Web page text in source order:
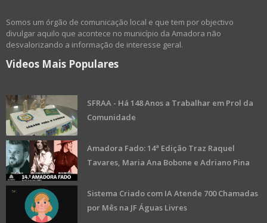
Somos um órgão de comunicação local e que tem por objectivo
divulgar aquilo que acontece no município da Amadora não
desvalorizando a informação de interesse geral.
Videos Mais Populares
SFRAA - Há 148 Anos a Trabalhar em Prol da
Comunidade
Amadora Fado: 14ª Edição Traz Raquel
Tavares, Maria Ana Bobone e Adriano Pina
Sistema Criado com IA Atende 700 Chamadas
por Mês na JF Águas Livres